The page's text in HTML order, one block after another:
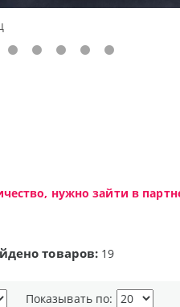
решения начального
нужно зайти в
товаров: 19
Показывать по: